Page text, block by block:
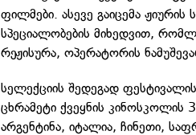
ფილმები. ასევე გაიცემა
სპეციალობების მიხედვით,
რეჟისურა, ოპერატორის
სელექციის შედეგად
ცხრამეტი ქვეყნის კინოსკოლის
არგენტინა, იტალია, ჩინეთი,